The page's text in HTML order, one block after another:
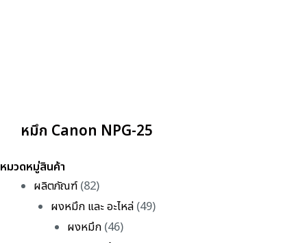
หมึก Canon NPG-25
หมวดหมู่สินค้า
ผลิตภัณฑ์ (82)
ผงหมึก และ อะไหล่(49)
ผงหมึก (46)